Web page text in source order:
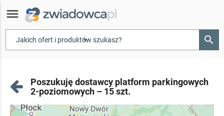
menu
▾ search
Poszukuję dostawcy platform parkingowych
2-poziomowych – 15 szt.